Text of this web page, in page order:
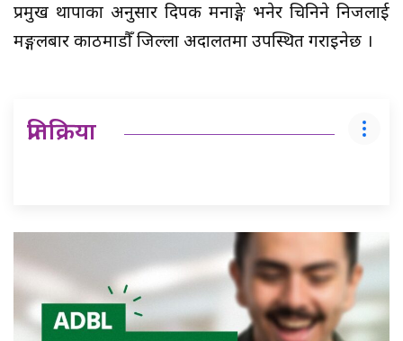
प्रमुख थापाका अनुसार दिपक मनाङ्गे भनेर चिनिने निजलाई
मङ्गलबार काठमाडौँ जिल्ला अदालतमा उपस्थित गराइनेछ ।
प्रतिक्रिया